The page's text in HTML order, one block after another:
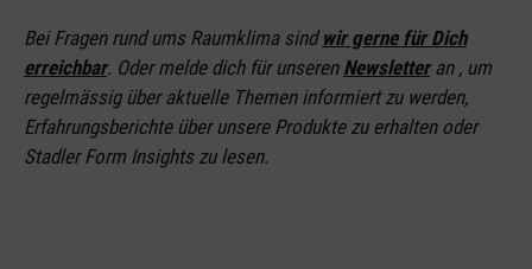
Bei Fragen rund ums Raumklima sind wir gerne für Dich
erreichbar. Oder melde dich für unseren Newsletteran , um
regelmässig über aktuelle Themen informiert zu werden,
Erfahrungsberichte über unsere Produkte zu erhalten oder
Stadler Form Insights zu lesen.